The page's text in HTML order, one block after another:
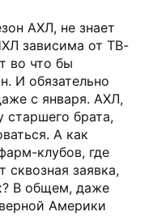
АХЛ, не знает
зависима от ТВ-
во что бы
И обязательно
с января. АХЛ,
старшего брата,
А как
клубов, где
заявка,
В общем, даже
Америки